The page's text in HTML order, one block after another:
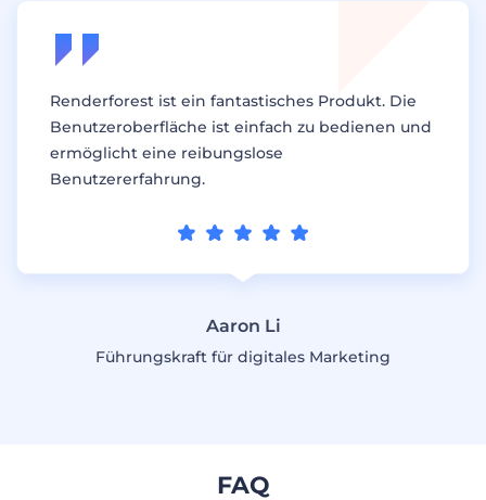
Renderforest ist ein fantastisches Produkt. Die
Benutzeroberfläche ist einfach zu bedienen und
ermöglicht eine reibungslose
Benutzererfahrung.
Aaron Li
Führungskraft für digitales Marketing
FAQ